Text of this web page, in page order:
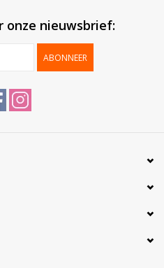
onze nieuwsbrief:
ABONNEER